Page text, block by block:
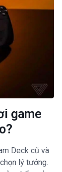
game
Deck cũ và
lý tưởng.